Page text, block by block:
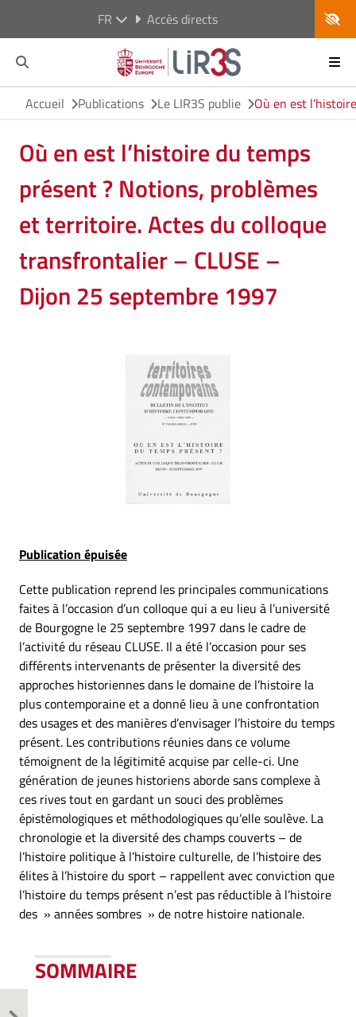
FR Accès directs
Accueil Publications Le LIR3S publie Où en est
Où en est l’histoire du temps
présent ? Notions, problèmes
et territoire. Actes du colloque
transfrontalier – CLUSE –
Dijon 25 septembre 1997
Publication épuisée
Cette publication reprend les principales communications
faites à l’occasion d’un colloque qui a eu lieu à l’université
de Bourgogne le 25 septembre 1997 dans le cadre de
l’activité du réseau CLUSE. Il a été l’occasion pour ses
différents intervenants de présenter la diversité des
approches historiennes dans le domaine de l’histoire la
plus contemporaine et a donné lieu à une confrontation
des usages et des manières d’envisager l’histoire du temps
présent. Les contributions réunies dans ce volume
témoignent de la légitimité acquise par celle-ci. Une
génération de jeunes historiens aborde sans complexe à
ces rives tout en gardant un souci des problèmes
épistémologiques et méthodologiques qu’elle soulève. La
chronologie et la diversité des champs couverts – de
l’histoire politique à l’histoire culturelle, de l’histoire des
élites à l’histoire du sport – rappellent avec conviction que
l’histoire du temps présent n’est pas réductible à l’histoire
des » années sombres » de notre histoire nationale.
SOMMAIRE